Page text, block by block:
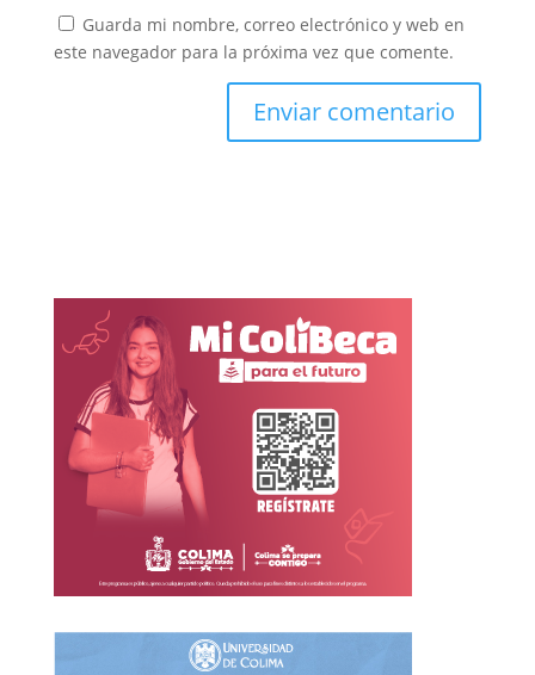
Guarda mi nombre, correo electrónico y web en
este navegador para la próxima vez que comente.